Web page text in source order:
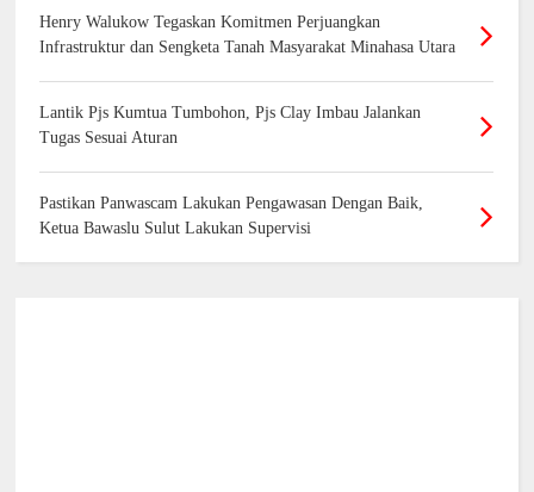
Henry Walukow Tegaskan Komitmen Perjuangkan
Infrastruktur dan Sengketa Tanah Masyarakat Minahasa Utara
Lantik Pjs Kumtua Tumbohon, Pjs Clay Imbau Jalankan
Tugas Sesuai Aturan
Pastikan Panwascam Lakukan Pengawasan Dengan Baik,
Ketua Bawaslu Sulut Lakukan Supervisi